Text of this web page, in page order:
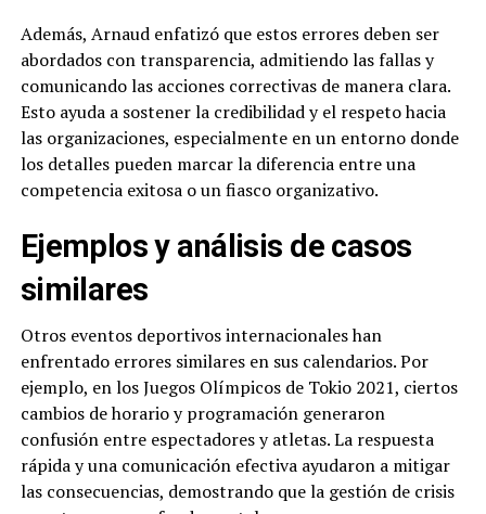
Además, Arnaud enfatizó que estos errores deben ser
abordados con transparencia, admitiendo las fallas y
comunicando las acciones correctivas de manera clara.
Esto ayuda a sostener la credibilidad y el respeto hacia
las organizaciones, especialmente en un entorno donde
los detalles pueden marcar la diferencia entre una
competencia exitosa o un fiasco organizativo.
Ejemplos y análisis de casos
similares
Otros eventos deportivos internacionales han
enfrentado errores similares en sus calendarios. Por
ejemplo, en los Juegos Olímpicos de Tokio 2021, ciertos
cambios de horario y programación generaron
confusión entre espectadores y atletas. La respuesta
rápida y una comunicación efectiva ayudaron a mitigar
las consecuencias, demostrando que la gestión de crisis